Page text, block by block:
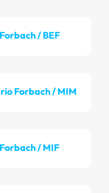
/ BEF
Forbach / MIM
/ MIF